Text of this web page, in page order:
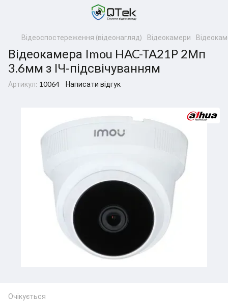
Відеоспостереження (відеонагляд) Відеокамери
Відеокамера Imou HAC-TA21P 2Мп
3.6мм з ІЧ-підсвічуванням
Артикул: 10064 Написати відгук
Очікується